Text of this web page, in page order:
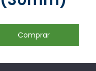
Comprar